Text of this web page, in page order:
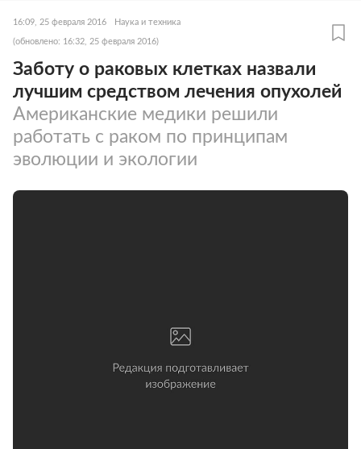
16:09, 25 февраля 2016 Наука и техника
(обновлено: 16:32, 25 февраля 2016)
Заботу о раковых клетках назвали
лучшим средством лечения опухолей
Американские медики решили
работать с раком по принципам
эволюции и экологии